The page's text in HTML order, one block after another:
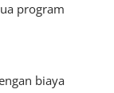
program
biaya